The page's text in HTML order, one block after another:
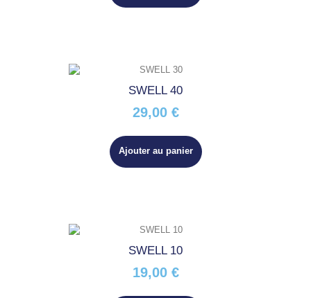
SWELL 40
29,00 €
Ajouter au panier
SWELL 10
19,00 €